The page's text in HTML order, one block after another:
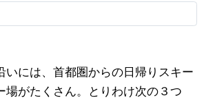
いには、首都圏からの日帰りスキー
場がたくさん。とりわけ次の３つ